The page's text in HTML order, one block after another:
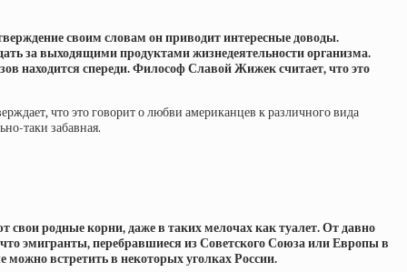
своим словам он приводит интересные доводы.
за выходящими продуктами жизнедеятельности организма.
находится спереди. Философ Славой Жижек считает, что это
что это говорит о любви американцев к различного вида
таки забавная.
родные корни, даже в таких мелочах как туалет. От давно
эмигранты, перебравшиеся из Советского Союза или Европы в
можно встретить в некоторых уголках России.